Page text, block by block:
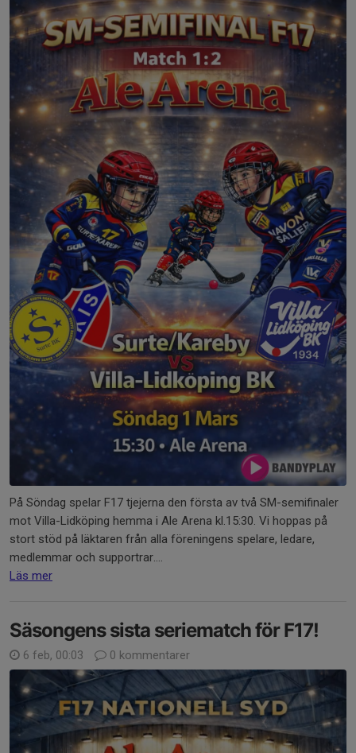
På Söndag spelar F17 tjejerna den första av två SM-semifinaler
mot Villa-Lidköping hemma i Ale Arena kl.15:30. Vi hoppas på
stort stöd på läktaren från alla föreningens spelare, ledare,
medlemmar och supportrar....
Läs mer
Säsongens sista seriematch för F17!
6 feb, 00:03 0 kommentarer